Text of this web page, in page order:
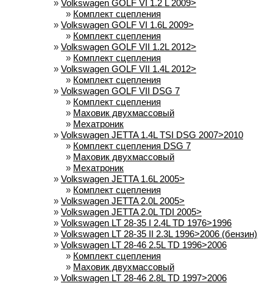
» Volkswagen GOLF VI 1.2 L 2009>
» Комплект сцепления
» Volkswagen GOLF VI 1.6L 2009>
» Комплект сцепления
» Volkswagen GOLF VII 1.2L 2012>
» Комплект сцепления
» Volkswagen GOLF VII 1.4L 2012>
» Комплект сцепления
» Volkswagen GOLF VII DSG 7
» Комплект сцепления
» Маховик двухмассовый
» Мехатроник
» Volkswagen JETTA 1.4L TSI DSG 2007>2010
» Комплект сцепления DSG 7
» Маховик двухмассовый
» Мехатроник
» Volkswagen JETTA 1.6L 2005>
» Комплект сцепления
» Volkswagen JETTA 2.0L 2005>
» Volkswagen JETTA 2.0L TDI 2005>
» Volkswagen LT 28-35 I 2.4L TD 1976>1996
» Volkswagen LT 28-35 II 2.3L 1996>2006 (бензин)
» Volkswagen LT 28-46 2.5L TD 1996>2006
» Комплект сцепления
» Маховик двухмассовый
» Volkswagen LT 28-46 2.8L TD 1997>2006